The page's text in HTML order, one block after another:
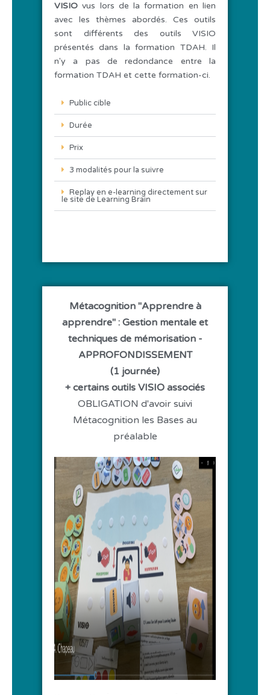
VISIO vus lors de la formation en lien
avec les thèmes abordés. Ces outils
sont différents des outils VISIO
présentés dans la formation TDAH. Il
n'y a pas de redondance entre la
formation TDAH et cette formation-ci.
Public cible
Durée
Prix
3 modalités pour la suivre
Replay en e-learning directement sur
le site de Learning Brain
Métacognition "Apprendre à
apprendre" : Gestion mentale et
techniques de mémorisation -
APPROFONDISSEMENT
(1 journée)
+ certains outils VISIO associés
OBLIGATION d'avoir suivi
Métacognition les Bases au
préalable